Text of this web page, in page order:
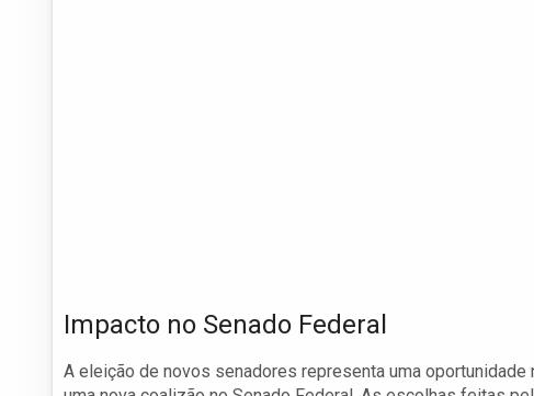
Impacto no Senado Federal
A eleição de novos senadores representa uma